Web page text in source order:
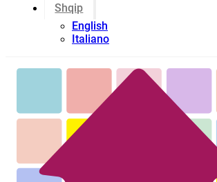
Shqip
English
Italiano